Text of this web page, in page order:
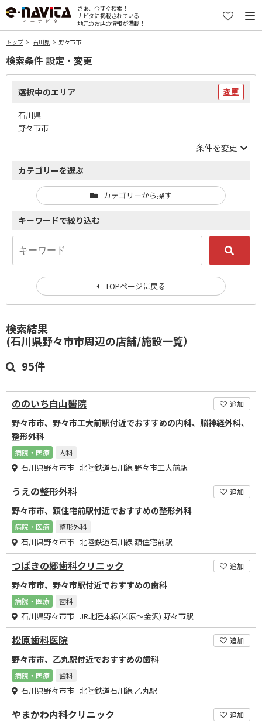
さぁ、今すぐ検索！
ナビタに掲載されている
地元のお店の情報が満載！
トップ 石川県 野々市市
検索結果
(石川県野々市市周辺の店舗/施設一覧）
95件
ののいち白山醫院 追加
野々市市、野々市工大前駅付近でおすすめの内科、脳神経外科、
整形外科
病院・医療 内科
石川県野々市市 北陸鉄道石川線 野々市工大前駅
うえの整形外科 追加
野々市市、額住宅前駅付近でおすすめの整形外科
病院・医療 整形外科
石川県野々市市 北陸鉄道石川線 額住宅前駅
つばきの郷歯科クリニック 追加
野々市市、野々市駅付近でおすすめの歯科
病院・医療 歯科
石川県野々市市 JR北陸本線(米原～金沢) 野々市駅
松原歯科医院 追加
野々市市、乙丸駅付近でおすすめの歯科
病院・医療 歯科
石川県野々市市 北陸鉄道石川線 乙丸駅
やまかわ内科クリニック 追加
検索条件 設定・変更
選択中のエリア 変更
石川県
野々市市
条件を変更
カテゴリーを選ぶ
カテゴリーから探す
キーワードで絞り込む
TOPページに戻る